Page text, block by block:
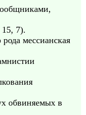
7).
мессианская
обвиняемых в